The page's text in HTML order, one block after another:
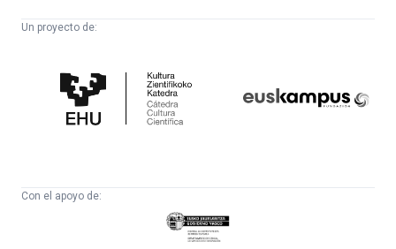
Un proyecto de:
Cultura
Científica
Con el apoyo de:
Eusko
Jaurlaritza